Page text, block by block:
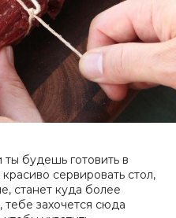
будешь готовить в
сервировать стол,
станет куда более
захочется сюда